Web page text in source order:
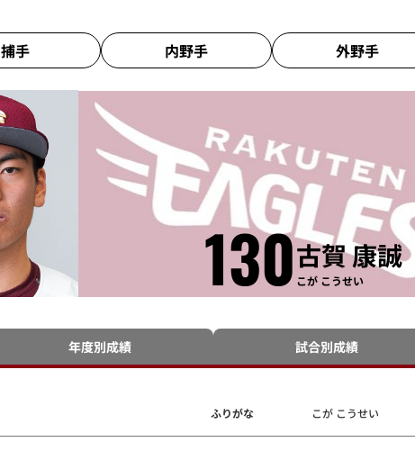
捕手 内野手 外野手
130古賀 康誠
こが こうせい
年度別成績 試合別成績
ふりがな こが こうせい